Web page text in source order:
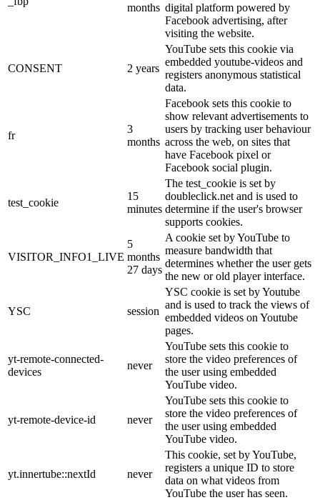
months digital platform powered by
Facebook advertising, after
visiting the website.
CONSENT 2 years
YouTube sets this cookie via
embedded youtube-videos and
registers anonymous statistical
data.
fr
3
months
Facebook sets this cookie to
show relevant advertisements to
users by tracking user behaviour
across the web, on sites that
have Facebook pixel or
Facebook social plugin.
test_cookie
15
minutes
The test_cookie is set by
doubleclick.net and is used to
determine if the user's browser
supports cookies.
VISITOR_INFO1_LIVE
5
months
27 days
A cookie set by YouTube to
measure bandwidth that
determines whether the user gets
the new or old player interface.
YSC session
YSC cookie is set by Youtube
and is used to track the views of
embedded videos on Youtube
pages.
yt-remote-connected-
devices
never
YouTube sets this cookie to
store the video preferences of
the user using embedded
YouTube video.
yt-remote-device-id never
YouTube sets this cookie to
store the video preferences of
the user using embedded
YouTube video.
yt.innertube::nextId never
This cookie, set by YouTube,
registers a unique ID to store
data on what videos from
YouTube the user has seen.